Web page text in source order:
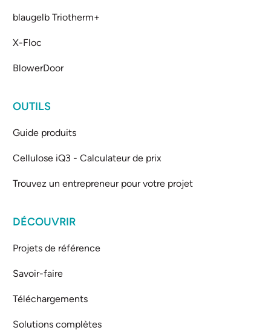
blaugelb Triotherm+
X-Floc
BlowerDoor
OUTILS
Guide produits
Cellulose iQ3 - Calculateur de prix
Trouvez un entrepreneur pour votre projet
DÉCOUVRIR
Projets de référence
Savoir-faire
Téléchargements
Solutions complètes